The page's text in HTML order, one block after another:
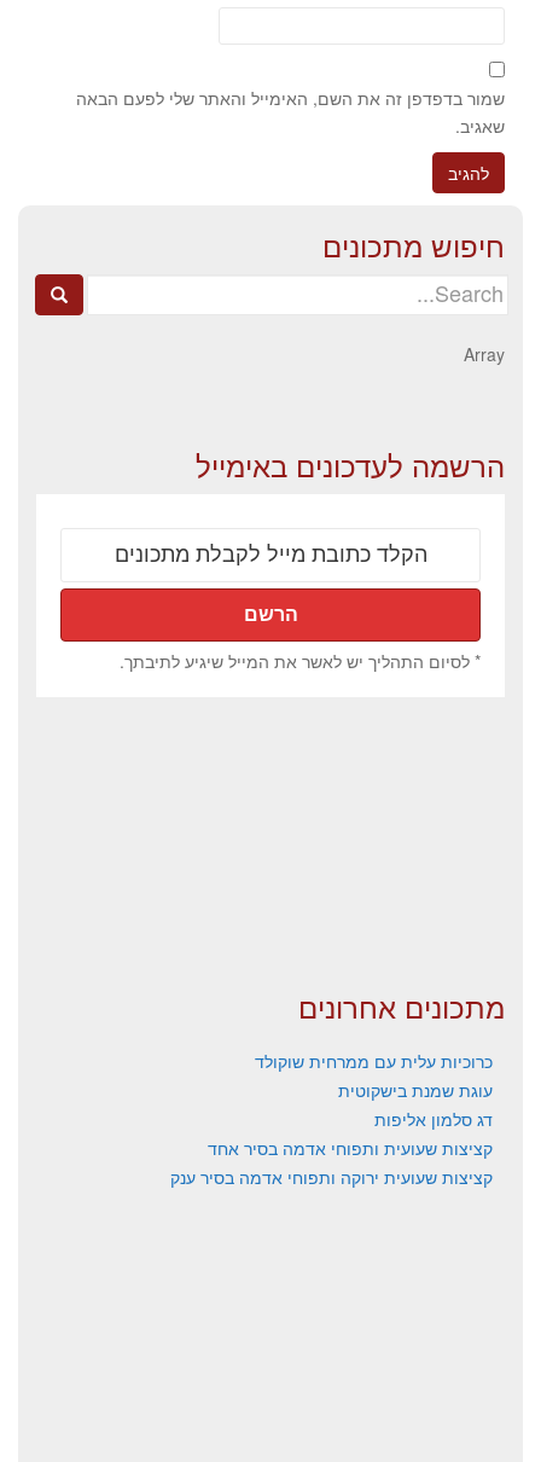
שמור בדפדפן זה את השם, האימייל והאתר שלי לפעם הבאה
שאגיב.
חיפוש מתכונים
Search
Array
הרשמה לעדכונים באימייל
* לסיום התהליך יש לאשר את המייל שיגיע לתיבתך.
מתכונים אחרונים
כרוכיות עלית עם ממרחית שוקולד
עוגת שמנת בישקוטית
דג סלמון אליפות
קציצות שעועית ותפוחי אדמה בסיר אחד
קציצות שעועית ירוקה ותפוחי אדמה בסיר ענק